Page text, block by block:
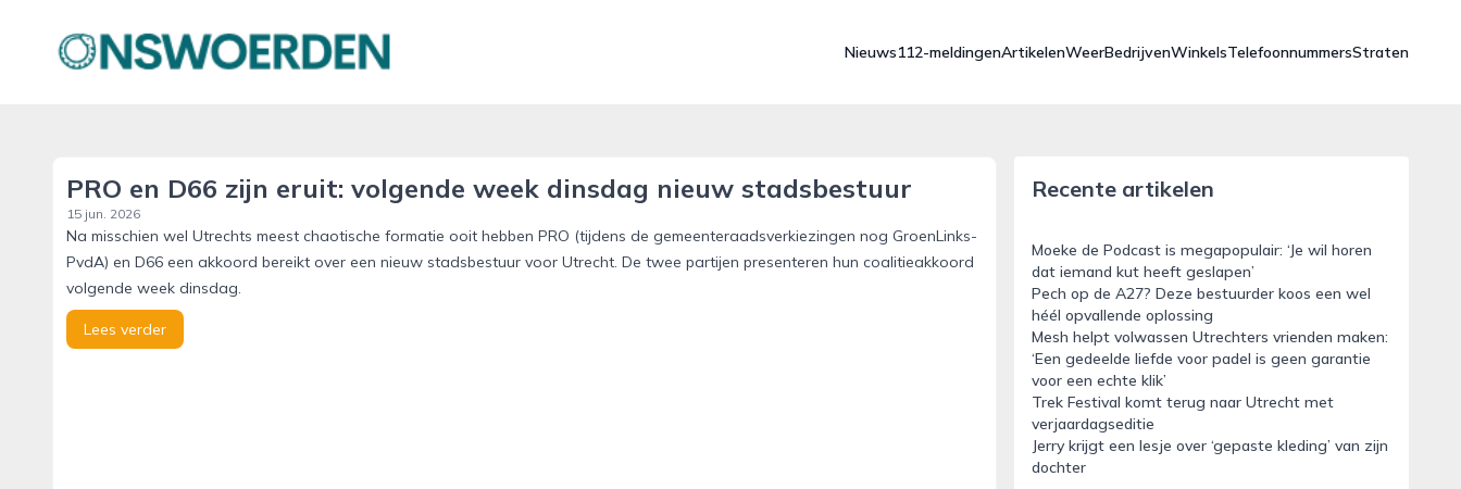
onswoerden.nl
Nieuws112-meldingenArtikelenWeerBedrijvenWinkelsTelefoonnummersStraten
PRO en D66 zijn eruit: volgende week dinsdag nieuw stadsbestuur
15 jun. 2026
Na misschien wel Utrechts meest chaotische formatie ooit hebben PRO (tijdens de gemeenteraadsverkiezingen nog GroenLinks-
PvdA) en D66 een akkoord bereikt over een nieuw stadsbestuur voor Utrecht. De twee partijen presenteren hun coalitieakkoord
volgende week dinsdag.
Lees verder
Recente artikelen
Moeke de Podcast is megapopulair: ‘Je wil horen
dat iemand kut heeft geslapen’
Pech op de A27? Deze bestuurder koos een wel
héél opvallende oplossing
Mesh helpt volwassen Utrechters vrienden maken:
‘Een gedeelde liefde voor padel is geen garantie
voor een echte klik’
Trek Festival komt terug naar Utrecht met
verjaardagseditie
Jerry krijgt een lesje over ‘gepaste kleding’ van zijn
dochter